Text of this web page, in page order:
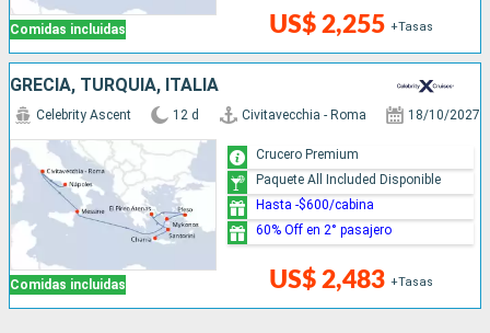
Comidas incluidas US$ 2,255 +Tasas
GRECIA, TURQUÍA, ITALIA
Comidas incluidas
Celebrity Ascent 12 d Civitavecchia - Roma 18/10/2027
US$ 2,483 +Tasas
Crucero Premium
Paquete All Included Disponible
Hasta -$600/cabina
60% Off en 2° pasajero